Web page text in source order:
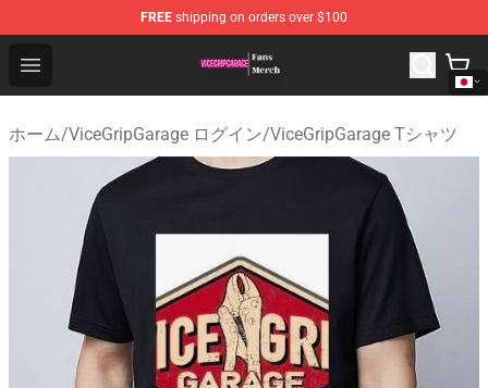
FREE shipping on orders over $100
Open menu
ViceGripGarage Store - Official ViceGripGarage
ホーム/ViceGripGarage ログイン/ViceGripGarage Tシャツ